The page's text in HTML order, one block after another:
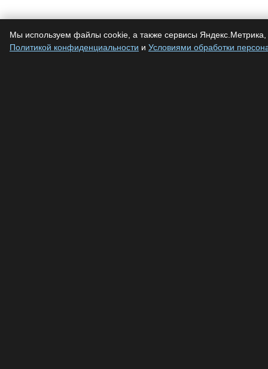
Мы используем файлы cookie, а также сервисы
Политикой конфиденциальности и Условиями обработки